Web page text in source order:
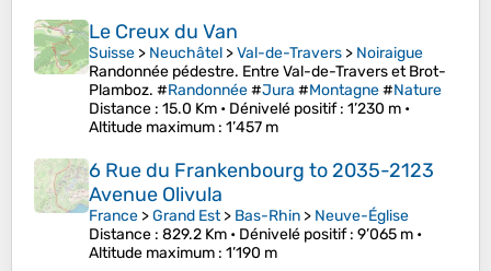
Le Creux du Van
Suisse > Neuchâtel >Val-de-Travers > Noiraigue
Randonnée pédestre. Entre Val-de-Travers et Brot-
Plamboz. #Randonnée#Jura #Montagne#Nature
Distance : 15.0 Km • Dénivelé positif: 1’230 m •
Altitude maximum : 1’457 m
6 Rue du Frankenbourg to 2035-2123
Avenue Olivula
France >Grand Est> Bas-Rhin > Neuve-Église
Distance : 829.2 Km • Dénivelé positif: 9’065 m •
Altitude maximum : 1’190 m